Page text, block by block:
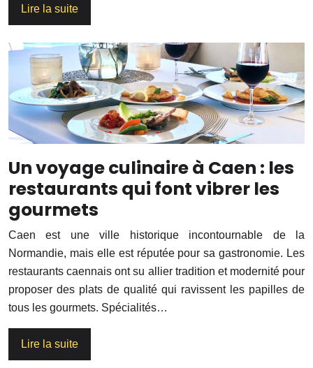
Lire la suite
Un voyage culinaire à Caen : les
restaurants qui font vibrer les
gourmets
Caen est une ville historique incontournable de la
Normandie, mais elle est réputée pour sa gastronomie. Les
restaurants caennais ont su allier tradition et modernité pour
proposer des plats de qualité qui ravissent les papilles de
tous les gourmets. Spécialités…
Lire la suite